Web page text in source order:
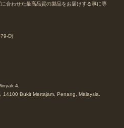
合わせた最高品質の製品をお届けする事に専
D)
4,
Bukit Mertajam, Penang, Malaysia.